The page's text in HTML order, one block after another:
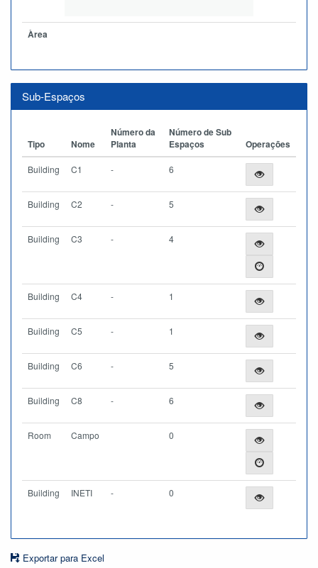
Àrea
Sub-Espaços
Tipo Nome
Número da
Planta
Número de Sub
Espaços
Operações
Building C1 - 6
Building C2 - 5
Building C3 - 4
Building C4 - 1
Building C5 - 1
Building C6 - 5
Building C8 - 6
Room Campo 0
Building INETI - 0
Exportar para Excel